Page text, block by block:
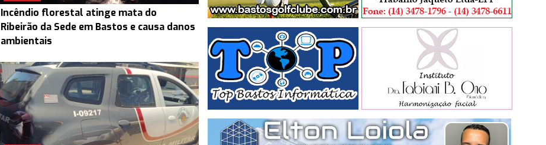
Incêndio florestal atinge mata do
Ribeirão da Sede em Bastos e causa danos
ambientais